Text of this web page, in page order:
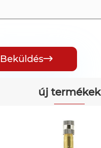
Beküldés
új termékek